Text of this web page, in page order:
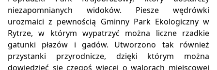
niezapomnianych widoków. Piesze wędrówki
urozmaici z pewnością Gminny Park Ekologiczny w
Rytrze, w którym wypatrzyć można liczne rzadkie
gatunki płazów i gadów. Utworzono tak również
przystanki przyrodnicze, dzięki którym można
dowiedzieć się czegoś więcej o walorach miejscowej